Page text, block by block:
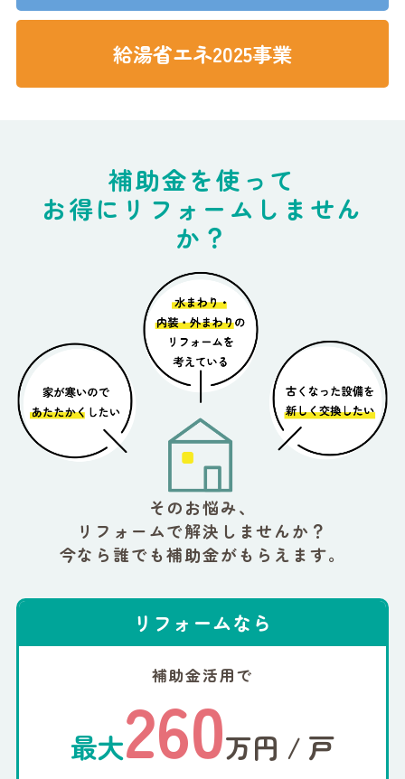
給湯省エネ2025事業
補助金を使って
お得にリフォームしません
か？
そのお悩み、
リフォームで解決しませんか？
今なら誰でも補助金がもらえます。
リフォームなら
補助金活用で
最大260万円 / 戸